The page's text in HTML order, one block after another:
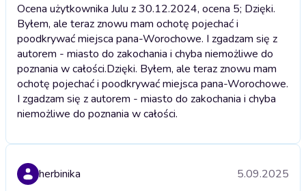
Ocena użytkownika Julu z 30.12.2024, ocena 5; Dzięki.
Byłem, ale teraz znowu mam ochotę pojechać i
poodkrywać miejsca pana-Worochowe. I zgadzam się z
autorem - miasto do zakochania i chyba niemożliwe do
poznania w całości.Dzięki. Byłem, ale teraz znowu mam
ochotę pojechać i poodkrywać miejsca pana-Worochowe.
I zgadzam się z autorem - miasto do zakochania i chyba
niemożliwe do poznania w całości.
herbinika 5.09.2025